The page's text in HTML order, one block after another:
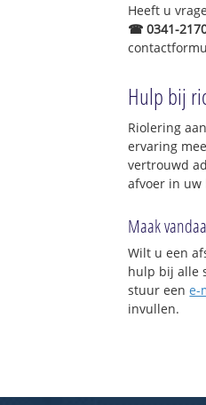
Heeft u
☎ 0341-
Hulp bij
Riolering
ervaring
vertrouwd
afvoer in uw
Maak
Wilt u een
hulp bij alle
stuur eene-
invullen.